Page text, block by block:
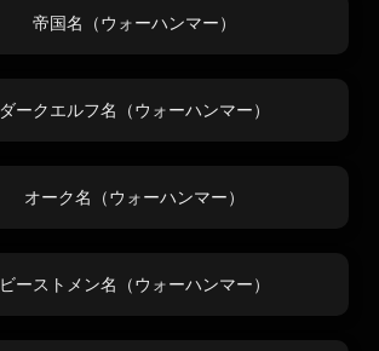
帝国名（ウォーハンマー）
ダークエルフ名（ウォーハンマー）
オーク名（ウォーハンマー）
ビーストメン名（ウォーハンマー）